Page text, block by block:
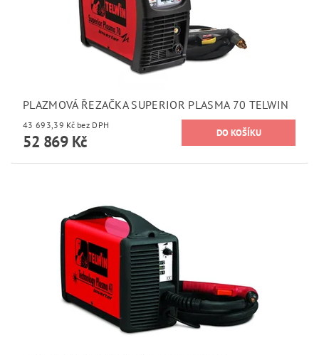
PLAZMOVÁ ŘEZAČKA SUPERIOR PLASMA 70 TELWIN
43 693,39 Kč bez DPH
52 869 Kč